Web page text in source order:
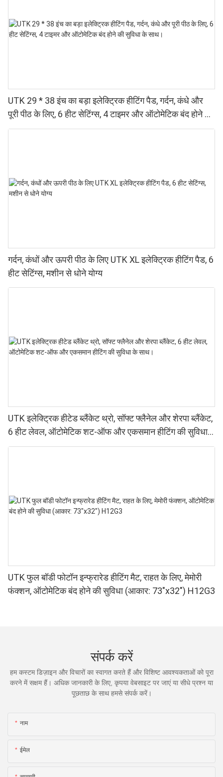
UTK 29 * 38 इंच का बड़ा इलेक्ट्रिक हीटिंग पैड, गर्दन, कंधे और
पूरी पीठ के लिए, 6 हीट सेटिंग्स, 4 टाइमर और ऑटोमेटिक बंद होने की
सुविधा के साथ।
गर्दन, कंधों और ऊपरी पीठ के लिए UTK XL इलेक्ट्रिक हीटिंग पैड, 6
हीट सेटिंग्स, मशीन से धोने योग्य
UTK इलेक्ट्रिक हीटेड ब्लैंकेट थ्रो, सॉफ्ट फ्लैनेल और शेरपा ब्लैंकेट,
6 हीट लेवल, ऑटोमेटिक शट-ऑफ और एकसमान हीटिंग की सुविधा
के साथ।
UTK फुल बॉडी फोटॉन इन्फ्रारेड हीटिंग मैट, राहत के लिए, मेमोरी
फंक्शन, ऑटोमेटिक बंद होने की सुविधा (आकार: 73″x32″) H12G3
संपर्क करें
हम कस्टम डिज़ाइन और विचारों का स्वागत करते हैं और विशिष्ट आवश्यकताओं को पूरा
करने में सक्षम हैं। अधिक जानकारी के लिए, कृपया वेबसाइट पर जाएं या सीधे प्रश्न या
पूछताछ के साथ हमसे संपर्क करें।
नाम
ईमेल